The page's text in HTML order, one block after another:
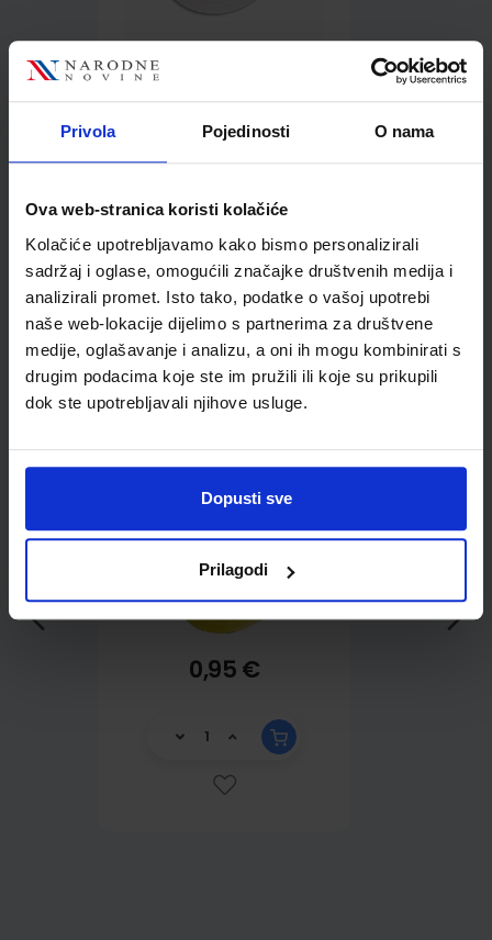
Privola Pojedinosti O nama
Ova web-stranica koristi kolačiće
Kolačiće upotrebljavamo kako bismo personalizirali
sadržaj i oglase, omogućili značajke društvenih medija i
analizirali promet. Isto tako, podatke o vašoj upotrebi
naše web-lokacije dijelimo s partnerima za društvene
medije, oglašavanje i analizu, a oni ih mogu kombinirati s
drugim podacima koje ste im pružili ili koje su prikupili
dok ste upotrebljavali njihove usluge.
Dopusti sve
Prilagodi
Kupci najčešće biraju..
Etikete samoljepljive u
roli, 26x16 mm, žute,
0,95 €